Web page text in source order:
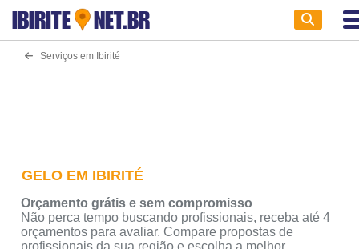
IBIRITE NET.BR
Serviços em Ibirité
GELO EM IBIRITÉ
Orçamento grátis e sem compromisso
Não perca tempo buscando profissionais, receba até 4
orçamentos para avaliar. Compare propostas de
profissionais da sua região e escolha a melhor.